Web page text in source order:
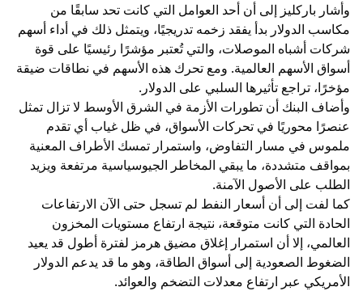
وأشار باركليز إلى أن أحد العوامل التي كانت تحد سابقًا من
مكاسب الدولار بدأ يفقد زخمه تدريجيًا، ويتمثل ذلك في أداء أسهم
شركات أشباه الموصلات، والتي تُعتبر مؤشرًا رئيسيًا على قوة
أسواق الأسهم العالمية. ومع تحرك هذه الأسهم في نطاقات ضيقة
مؤخرًا، تراجع تأثيرها السلبي على الدولار.
وأضاف البنك أن تطورات الأزمة في الشرق الأوسط لا تزال تمثل
عنصرًا محوريًا في تحركات الأسواق، في ظل غياب أي تقدم
ملموس في مسار التفاوض، واستمرار تمسك الأطراف المعنية
بمواقف متشددة، ما يبقي المخاطر الجيوسياسية مرتفعة ويزيد
الطلب على الأصول الآمنة.
كما لفت إلى أن أسعار النفط لم تسجل حتى الآن الارتفاعات
الحادة التي كانت متوقعة، نتيجة ارتفاع مستويات المخزون
العالمي، إلا أن استمرار إغلاق مضيق هرمز لفترة أطول قد يعيد
الضغوط الصعودية إلى أسواق الطاقة، وهو ما قد يدعم الدولار
الأمريكي عبر ارتفاع معدلات التضخم والعوائد.